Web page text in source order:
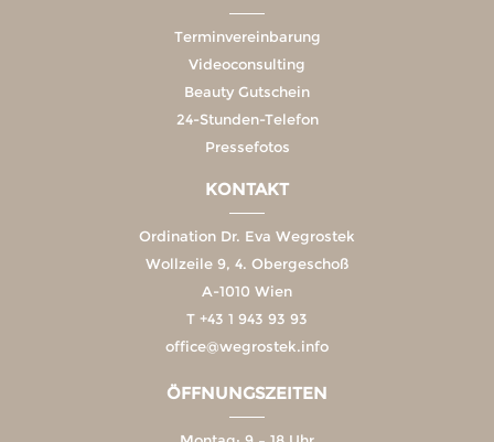
Terminvereinbarung
Videoconsulting
Beauty Gutschein
24-Stunden-Telefon
Pressefotos
KONTAKT
Ordination Dr. Eva Wegrostek
Wollzeile 9, 4. Obergeschoß
A-1010 Wien
T +43 1 943 93 93
office@wegrostek.info
ÖFFNUNGSZEITEN